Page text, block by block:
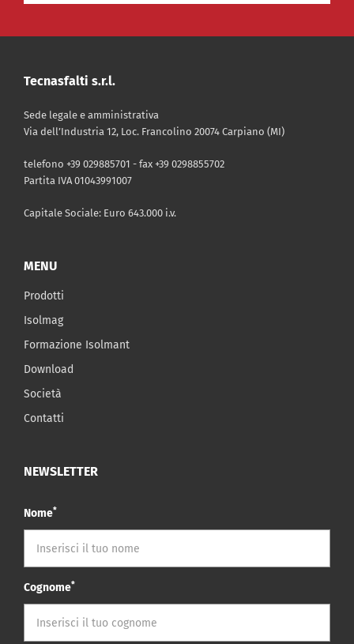
Tecnasfalti s.r.l.
Sede legale e amministrativa
Via dell’Industria 12, Loc. Francolino 20074 Carpiano (MI)
telefono +39 029885701 - fax +39 0298855702
Partita IVA 01043991007
Capitale Sociale: Euro 643.000 i.v.
MENU
Prodotti
Isolmag
Formazione Isolmant
Download
Società
Contatti
NEWSLETTER
Nome*
Cognome*